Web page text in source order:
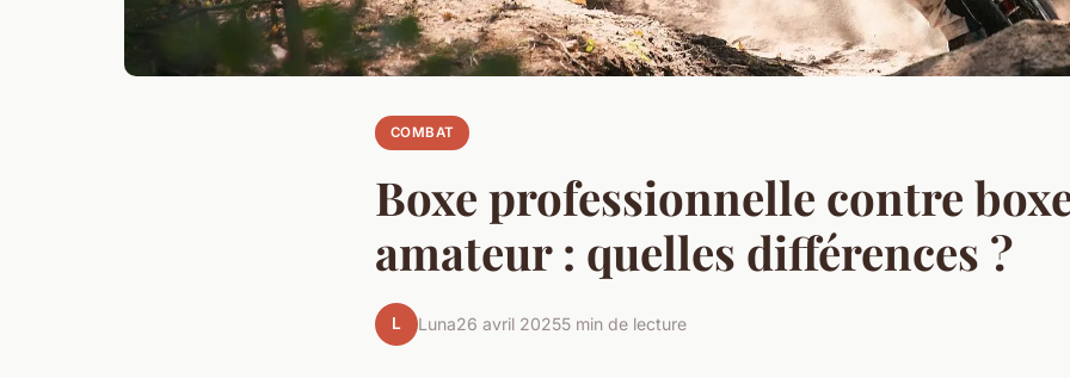
COMBAT
Boxe professionnelle contre
amateur : quelles différences ?
L Luna26 avril 20255 min de lecture